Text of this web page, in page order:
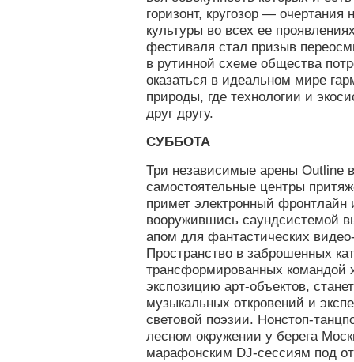
горизонт, кругозор — очертания
культуры во всех ее
фестиваля стал призыв
в рутинной схеме общества
оказаться в идеальном мире
природы, где технологии и
друг другу.
СУББОТА
Три независимые арены Outline
самостоятельные центры
примет электронный фронтлайн
вооружившись саундсистемой
апом для фантастических
Пространство в заброшенных
трансформированных командой
экспозицию арт-объектов,
музыкальных откровений и
световой поэзии. Нонстоп-
лесном окружении у берега
марафонским DJ-сессиям под